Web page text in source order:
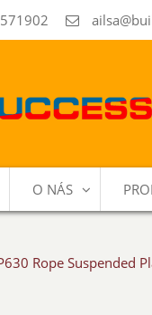
O NÁS
Rope Suspended